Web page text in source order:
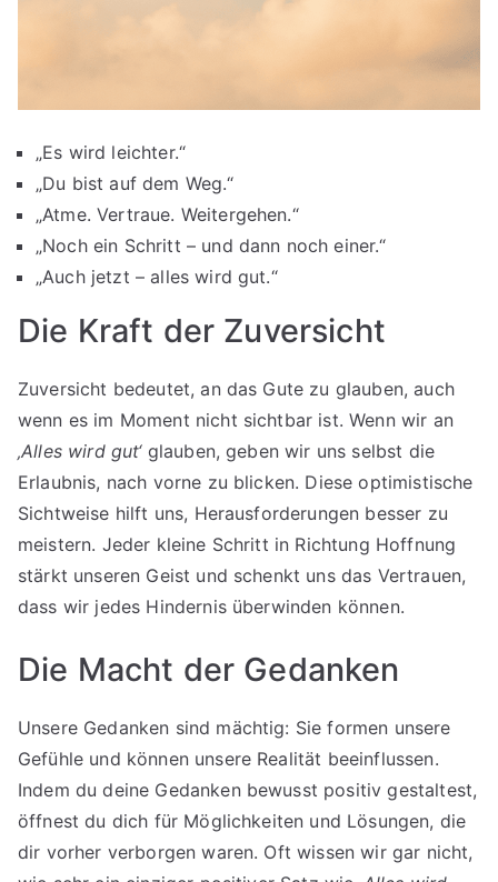
„Es wird leichter.“
„Du bist auf dem Weg.“
„Atme. Vertraue. Weitergehen.“
„Noch ein Schritt – und dann noch einer.“
„Auch jetzt – alles wird gut.“
Die Kraft der Zuversicht
Zuversicht bedeutet, an das Gute zu glauben, auch
wenn es im Moment nicht sichtbar ist. Wenn wir an
‚Alles wird gut‘glauben, geben wir uns selbst die
Erlaubnis, nach vorne zu blicken. Diese optimistische
Sichtweise hilft uns, Herausforderungen besser zu
meistern. Jeder kleine Schritt in Richtung Hoffnung
stärkt unseren Geist und schenkt uns das Vertrauen,
dass wir jedes Hindernis überwinden können.
Die Macht der Gedanken
Unsere Gedanken sind mächtig: Sie formen unsere
Gefühle und können unsere Realität beeinflussen.
Indem du deine Gedanken bewusst positiv gestaltest,
öffnest du dich für Möglichkeiten und Lösungen, die
dir vorher verborgen waren. Oft wissen wir gar nicht,